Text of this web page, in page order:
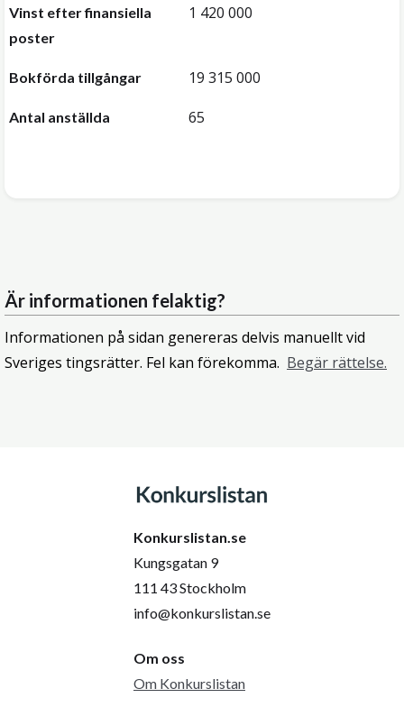
Vinst efter finansiella
poster
1 420 000
Bokförda tillgångar 19 315 000
Antal anställda 65
Är informationen felaktig?
Informationen på sidan genereras delvis manuellt vid
Sveriges tingsrätter. Fel kan förekomma. Begär rättelse.
Konkurslistan.se
Kungsgatan 9
111 43 Stockholm
info@konkurslistan.se
Om oss
Om Konkurslistan